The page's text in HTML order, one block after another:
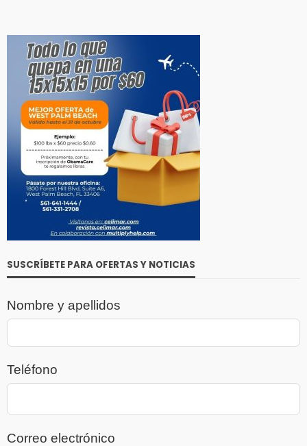
SUSCRÍBETE PARA OFERTAS Y NOTICIAS
Nombre y apellidos
Teléfono
Correo electrónico